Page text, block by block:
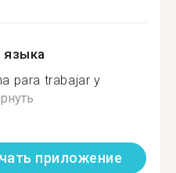
языка
para trabajar y
приложение